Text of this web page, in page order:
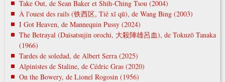
Take Out, de Sean Baker et Shih-Ching Tsou (2004)
À l'ouest des rails (铁西区, Tiě xī qū), de Wang Bing (2003)
I Got Heaven, de Mannequin Pussy (2024)
The Betrayal (Daisatsujin orochi, 大殺陣雄呂血), de Tokuzō Tanaka
(1966)
Tardes de soledad, de Albert Serra (2025)
Alpinistes de Staline, de Cédric Gras (2020)
On the Bowery, de Lionel Rogosin (1956)